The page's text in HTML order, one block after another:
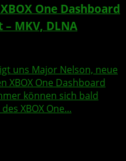
One Dashboard
MKV, DLNA
uns Major Nelson, neue
XBOX One Dashboard
können sich bald
XBOX One...